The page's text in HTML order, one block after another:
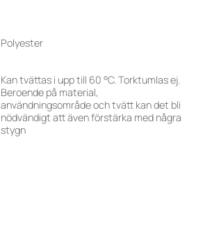
Polyester
Kan tvättas i upp till 60 °C. Torktumlas ej.
Beroende på material,
användningsområde och tvätt kan det bli
nödvändigt att även förstärka med några
stygn